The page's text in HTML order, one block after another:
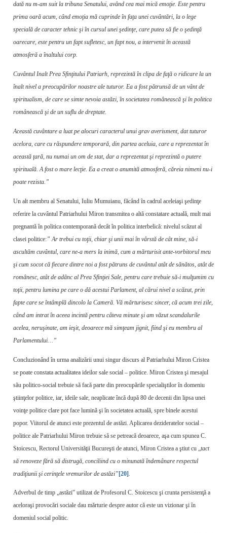
dată nu m-am suit la tribuna Senatului, având cea mai mică emoţie. Este pentru
prima oară acum, când emoţia mă cuprinde în faţa unei cuvântări, la o lege
specială de caracter tehnic şi în cursul unei şedinţe, care putea să fie o şedinţă
oarecare, este pentru un fapt sufletesc, un fapt nou, a intervenit în această
atmosferă a înaltului corp.
Cuvântul Inalt Prea Sfinţitului Patriarh, reprezintă în clipa de faţă o ridicare la un
înalt nivel a preocupărilor noastre ale tuturor. Ea a fost pătrunsă de un vânt de
spiritualism, de care se simte nevoia astăzi, în societatea românească şi în politica
românească şi de un suflu de dreptate.
Această cuvântare a luat pe alocuri caracterul unui grav averisment, dat tuturor
acelora, care cu răspundere temporară, din partea aceluia, care a reprezentat în
această ţară, nu numai un om de stat, dar a reprezentat şi reprezintă o putere
spirituală. A fost o mare lecţie. Ea a creat o anumită atmosferă, căreia nimeni nu-i
poate rezista.”
Un alt membru al Senatului, Iuliu Mumuianu, făcând în cadrul aceleiaşi şedinţe
referire la cuvântul Patriarhului Miron transmitea o altă constatare actuală, mult mai
pregnantă în politica contemporană decât în politica interbelică: nivelul scăzut al
clasei politice:” Ar trebui cu toţii, chiar şi unii mai în vârstă de cât mine, să-i
ascultăm cuvântul, care ne-a mers la inimă, cum a mărturisit ante-vorbitorul meu
şi cum socot că fiecare dintre noi a fost pătruns de cuvântul atât de sănătos, atât de
românesc, atât de adânc al Prea Sfinţiei Sale, pentru care trebuie să-i mulţumim cu
toţii, pentru lumina pe care o dă acestui Parlament, al cărui nivel a scăzut, prin
fapte care se întâmplă dincolo la Cameră. Vă mărturisesc sincer, că acum trei zile,
când am intrat în aceea incintă pentru câteva minute şi am văzut scandalurile
acelea, neruşinate, am ieşit, deoarece mă simţeam jignit, fiind şi eu membru al
Parlamentului…”
Concluzionând în urma analizării unui singur discurs al Patriarhului Miron Cristea
se poate constata actualitatea ideilor sale social – politice. Miron Cristea şi mesajul
său politico-social trebuie să facă parte din preocupările specialiştilor în domeniu
ştiinţelor politice, iar, ideile sale, neaplicate încă după 80 de decenii din lipsa unei
voinţe politice clare pot face lumină şi în societatea actuală, spre binele acestui
popor. Viitorul de atunci este prezentul de astăzi. Aplicarea dezideratelor social –
politice ale Patriarhului Miron trebuie să se petreacă deoarece, aşa cum spunea C.
Stoicescu, Rectorul Universităţii Bucureşti de atunci, Miron Cristea a ştiut cu „ tact
să renoveze fără să distrugă, conciliind cu o minunată îndemânare respectul
tradiţiunii şi cerinţele vremurilor de astăzi”[20]
Adverbul de timp „astăzi” utilizat de Profesorul C. Stoicescu şi crunta persistenţă a
aceloraşi provocări sociale dau mărturie despre autor că este un vizionar şi în
domeniul social politic.